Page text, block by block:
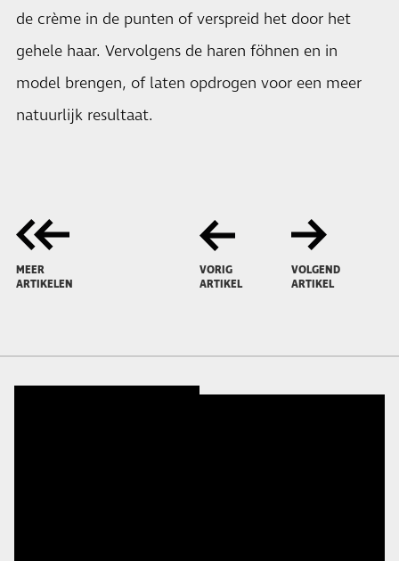
de crème in de punten of verspreid het door het
gehele haar. Vervolgens de haren föhnen en in
model brengen, of laten opdrogen voor een meer
natuurlijk resultaat.
MEER
ARTIKELEN
VORIG
ARTIKEL
VOLGEND
ARTIKEL